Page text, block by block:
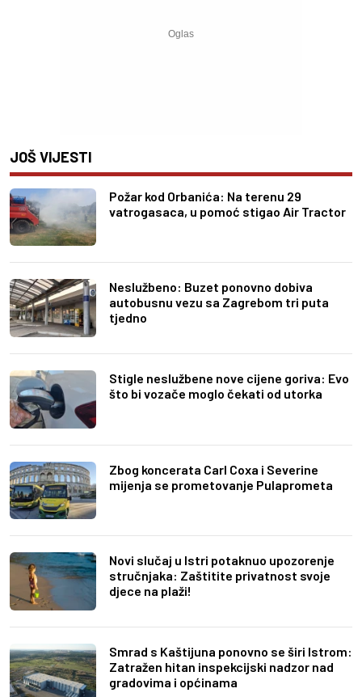
JOŠ VIJESTI
Požar kod Orbanića: Na terenu 29
vatrogasaca, u pomoć stigao Air Tractor
Neslužbeno: Buzet ponovno dobiva
autobusnu vezu sa Zagrebom tri puta
tjedno
Stigle neslužbene nove cijene goriva: Evo
što bi vozače moglo čekati od utorka
Zbog koncerata Carl Coxa i Severine
mijenja se prometovanje Pulaprometa
Novi slučaj u Istri potaknuo upozorenje
stručnjaka: Zaštitite privatnost svoje
djece na plaži!
Smrad s Kaštijuna ponovno se širi Istrom:
Zatražen hitan inspekcijski nadzor nad
gradovima i općinama